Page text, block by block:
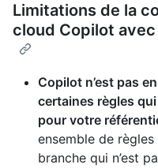
Limitations de la
cloud Copilot
Copilot n’est pas
certaines règles
pour votre
ensemble de
branche qui n’est